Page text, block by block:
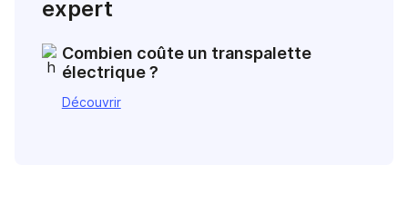
expert
Combien coûte un transpalette
électrique ?
Découvrir